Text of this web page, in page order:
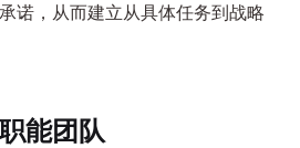
诺，从而建立从具体任务到战略
能团队